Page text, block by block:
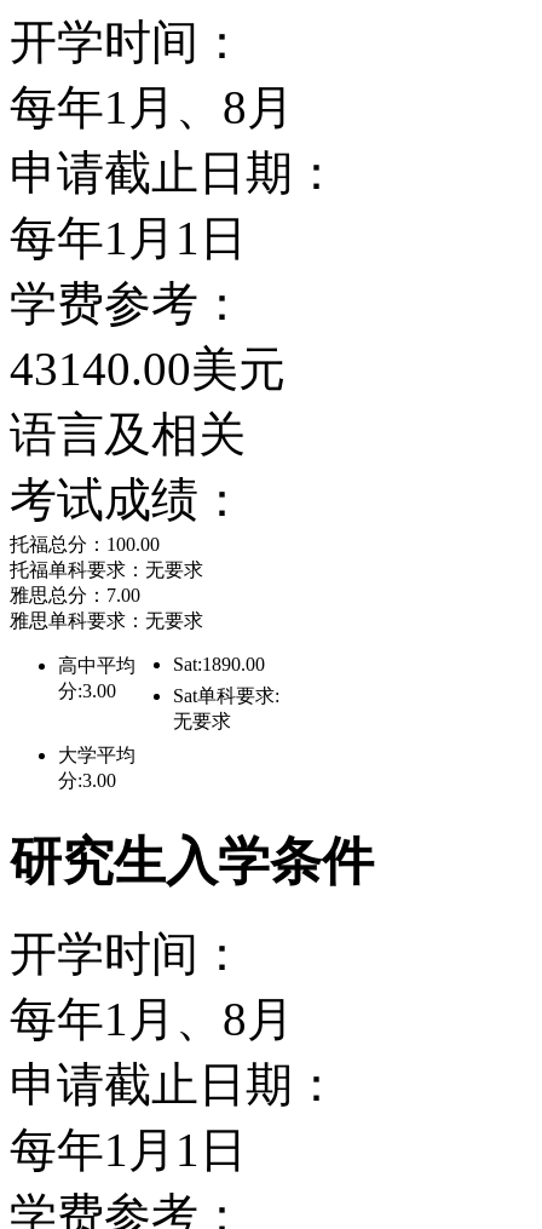
等。
在波士顿学院Boton
是教授们最重要的责任
善真实社会现况和人类
会。波士顿学院Boton
何有系统的陈述问题及
完整的技术认知，并以
的真实情况。
其实在美国进修医学或
院Boton College的特色
度高，最重要的是波士
一位研发了近代护理界
是创造了“罗氏适应理论
Calliita Roy)。
十年前，罗依修女前来
教。当时护理学校正计
要求相当注重，于是就
座教授。后来罗依修女
开学时间：
每年1月、8月
申请截止日期：
每年1月1日
学费参考：
43140.00美元
语言及相关
考试成绩：
托福总分：100.00
托福单科要求：无要求
雅思总分：7.00
雅思单科要求：无要求
高中平均
分:3.00
Sat:1890.00
Sat单科要求:
无要求
大学平均
分:3.00
研究生入学条件
开学时间：
每年1月、8月
申请截止日期：
每年1月1日
学费参考：